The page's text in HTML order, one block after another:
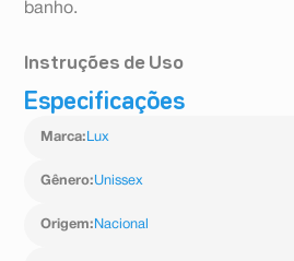
banho.
Instruções de Uso
Aplicar uma pequena quantidade
Especificações
Marca: Lux
Gênero:Unissex
Origem: Nacional